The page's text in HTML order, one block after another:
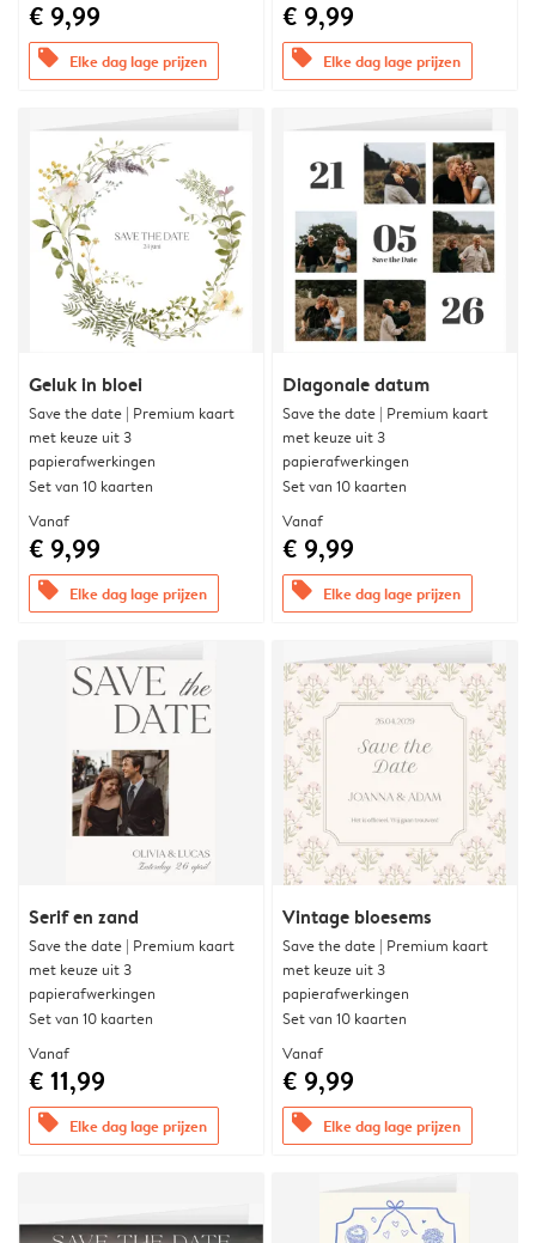
€ 9,99
offers Elke dag lage prijzen
€ 9,99
offers Elke dag lage prijzen
Geluk in bloei
Save the date | Premium kaart
met keuze uit 3
papierafwerkingen
Set van 10 kaarten
Vanaf
€ 9,99
offers Elke dag lage prijzen
Diagonale datum
Save the date | Premium kaart
met keuze uit 3
papierafwerkingen
Set van 10 kaarten
Vanaf
€ 9,99
offers Elke dag lage prijzen
Serif en zand
Save the date | Premium kaart
met keuze uit 3
papierafwerkingen
Set van 10 kaarten
Vanaf
€ 11,99
offers Elke dag lage prijzen
Vintage bloesems
Save the date | Premium kaart
met keuze uit 3
papierafwerkingen
Set van 10 kaarten
Vanaf
€ 9,99
offers Elke dag lage prijzen